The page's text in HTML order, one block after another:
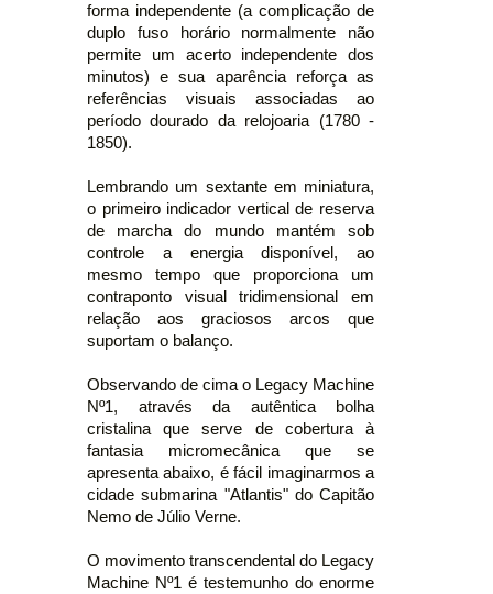
forma independente (a complicação de
duplo fuso horário normalmente não
permite um acerto independente dos
minutos) e sua aparência reforça as
referências visuais associadas ao
período dourado da relojoaria (1780 -
1850).
Lembrando um sextante em miniatura,
o primeiro indicador vertical de reserva
de marcha do mundo mantém sob
controle a energia disponível, ao
mesmo tempo que proporciona um
contraponto visual tridimensional em
relação aos graciosos arcos que
suportam o balanço.
Observando de cima o Legacy Machine
Nº1, através da autêntica bolha
cristalina que serve de cobertura à
fantasia micromecânica que se
apresenta abaixo, é fácil imaginarmos a
cidade submarina "Atlantis" do Capitão
Nemo de Júlio Verne.
O movimento transcendental do Legacy
Machine Nº1 é testemunho do enorme